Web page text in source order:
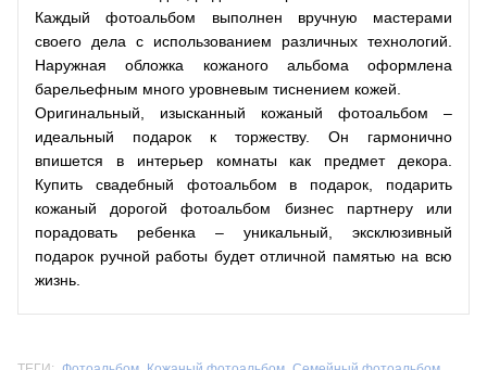
Каждый фотоальбом выполнен вручную мастерами
своего дела с использованием различных технологий.
Наружная обложка кожаного альбома оформлена
барельефным много уровневым тиснением кожей.
Оригинальный, изысканный кожаный фотоальбом –
идеальный подарок к торжеству. Он гармонично
впишется в интерьер комнаты как предмет декора.
Купить свадебный фотоальбом в подарок, подарить
кожаный дорогой фотоальбом бизнес партнеру или
порадовать ребенка – уникальный, эксклюзивный
подарок ручной работы будет отличной памятью на всю
жизнь.